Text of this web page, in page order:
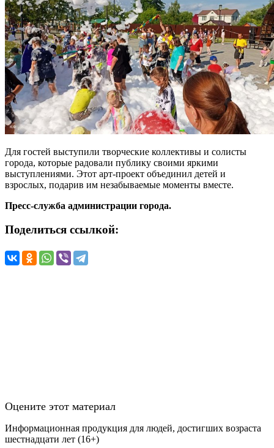
Для гостей выступили творческие коллективы и солисты
города, которые радовали публику своими яркими
выступлениями. Этот арт-проект объединил детей и
взрослых, подарив им незабываемые моменты вместе.
Пресс-служба администрации города.
Поделиться ссылкой:
Оцените этот материал
Информационная продукция для людей, достигших возраста
шестнадцати лет (16+)